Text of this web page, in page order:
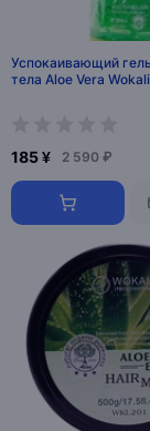
Успокаивающий
тела Aloe Vera
185 ¥ 2 590 ₽